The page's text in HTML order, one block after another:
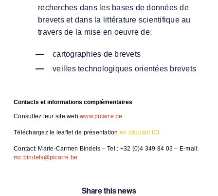
recherches dans les bases de données de
brevets et dans la littérature scientifique au
travers de la mise en oeuvre de:
cartographies de brevets
veilles technologiques orientées brevets
Contacts et informations complémentaires
Consultez leur site web www.picarre.be
Téléchargez le leaflet de présentation en cliquant ICI
Contact: Marie-Carmen Bindels – Tel.: +32 (0)4 349 84 03 – E-mail:
mc.bindels@picarre.be
Share this news